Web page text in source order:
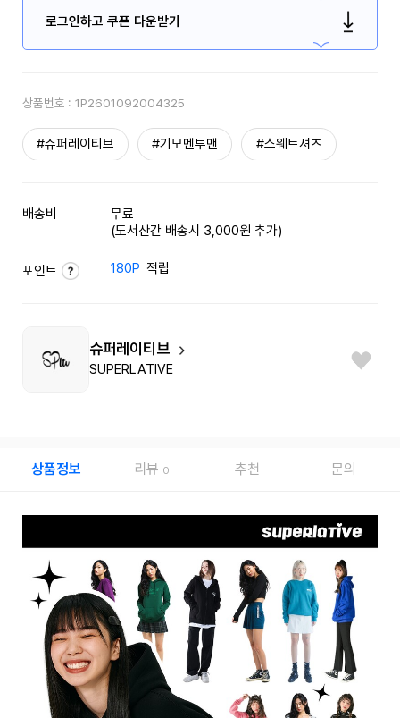
로그인하고 쿠폰 다운받기
상품번호 : 1P2601092004325
#슈퍼레이티브 #기모멘투맨 #스웨트셔츠
배송비
무료
(도서산간 배송시 3,000원 추가)
포인트 180P 적립
슈퍼레이티브
SUPERLATIVE
상품정보 리뷰 0 추천 문의